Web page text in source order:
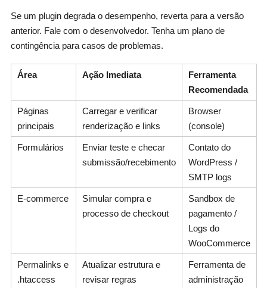
Se um plugin degrada o desempenho, reverta para a versão
anterior. Fale com o desenvolvedor. Tenha um plano de
contingência para casos de problemas.
Área Ação Imediata
Ferramenta
Recomendada
Páginas
principais
Carregar e verificar
renderização e links
Browser
(console)
Formulários
Enviar teste e checar
submissão/recebimento
Contato do
WordPress /
SMTP logs
E‑commerce
Simular compra e
processo de checkout
Sandbox de
pagamento /
Logs do
WooCommerce
Permalinks e
.htaccess
Atualizar estrutura e
revisar regras
Ferramenta de
administração